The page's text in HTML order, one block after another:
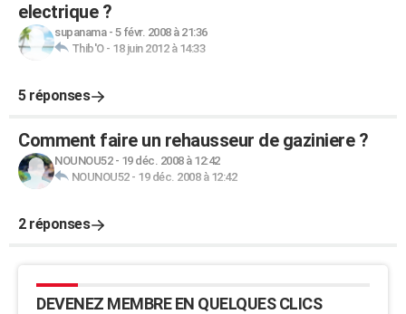
electrique ?
supanama- 5 févr. 2008 à 21:36
Thib'O- 18 juin 2012 à 14:33
5 réponses
Comment faire un rehausseur de gaziniere ?
NOUNOU52- 19 déc. 2008 à 12:42
NOUNOU52- 19 déc. 2008 à 12:42
2 réponses
DEVENEZ MEMBRE EN QUELQUES CLICS